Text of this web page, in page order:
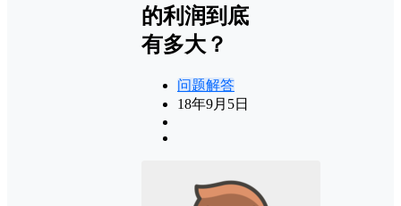
的利润到底
有多大？
问题解答
18年9月5日